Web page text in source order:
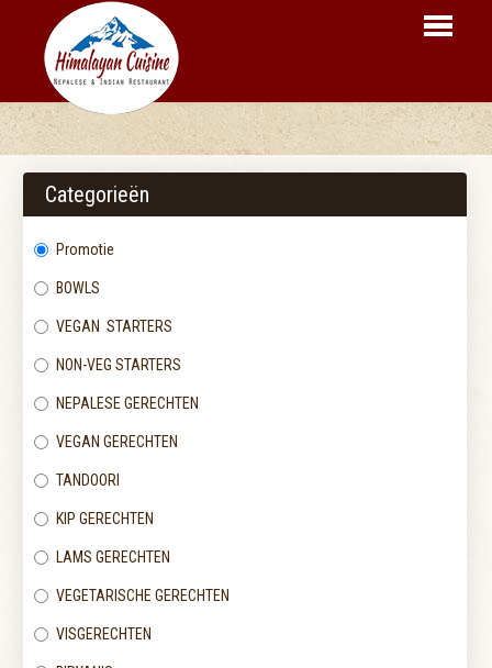
BESTELLEN
LOGIN
CONTACT
Categorieën
Promotie
BOWLS
VEGAN STARTERS
NON-VEG STARTERS
NEPALESE GERECHTEN
VEGAN GERECHTEN
TANDOORI
KIP GERECHTEN
LAMS GERECHTEN
VEGETARISCHE GERECHTEN
VISGERECHTEN